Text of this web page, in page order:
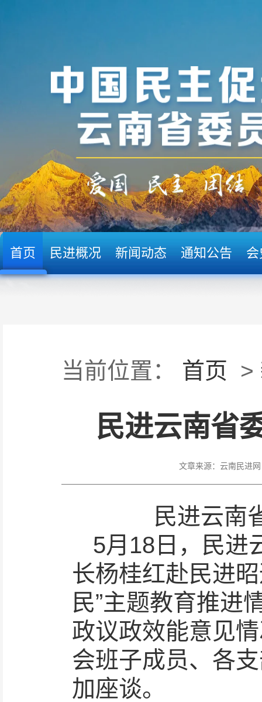
首页 民进概况 新闻动态 通知公告 会
当前位置： 首页 >
民进云南省
文章来源： 云南民进网
民进云南
5月18日，民进
长杨桂红赴民进
民”主题教育推进
政议政效能意见
会班子成员、各
加座谈。